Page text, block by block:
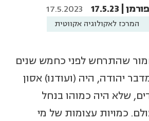
| 17.5.23
17.5.2023
המרכז לאקולוגיה אקווטית
שהתרחש לפני כחמש שנים
יהודה, היה (ועודנו) אסון
שלא היה כמוהו בנחל
כמויות עצומות של מי